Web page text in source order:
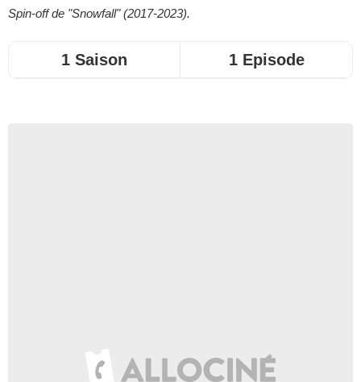
Spin-off de "Snowfall" (2017-2023).
1 Saison 1 Episode